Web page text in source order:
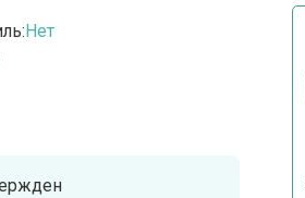
Нет